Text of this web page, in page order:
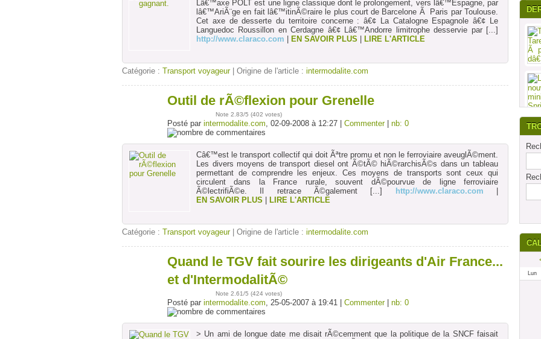
Lâ€™axe POLT est une ligne classique dont le prolongement, vers lâ€™Espagne, par
lâ€™AriÃ¨ge en fait lâ€™itinÃ©raire le plus court de Barcelone Ã Paris par Toulouse.
Cet axe de desserte du territoire concerne : â€¢ La Catalogne Espagnole â€¢ Le
Languedoc Roussillon en Cerdagne â€¢ Lâ€™Andorre limitrophe desservie par[...]
http://www.claraco.com
EN SAVOIR PLUS LIRE L'ARTICLE
Catégorie : Transport voyageur| Origine de l'article : intermodalite.com
Outil de rÃ©flexion pour Grenelle
Note 2.83/5 (402 votes)
Posté par intermodalite.com, 02-09-2008 à 12:27 | Commenter| nb: 0
Câ€™est le transport collectif qui doit Ãªtre promu et non le ferroviaire aveuglÃ©ment.
Les divers moyens de transport diesel ont Ã©tÃ© hiÃ©rarchisÃ©s dans un tableau
permettant de comprendre les enjeux. Ces moyens de transports sont ceux qui
circulent dans la France rurale, souvent dÃ©pourvue de ligne ferroviaire
Ã©lectrifiÃ©e. Il retrace Ã©galement [...] http://www.claraco.com
EN SAVOIR PLUS
LIRE L'ARTICLE
Catégorie : Transport voyageur| Origine de l'article : intermodalite.com
Quand le TGV fait sourire les dirigeants d'Air France...
et d'IntermodalitÃ©
Note 2.61/5 (424 votes)
Posté par intermodalite.com, 25-05-2007 à 19:41 | Commenter| nb: 0
> Un ami de longue date me disait rÃ©cemment que la politique de la SNCF faisait
Lun